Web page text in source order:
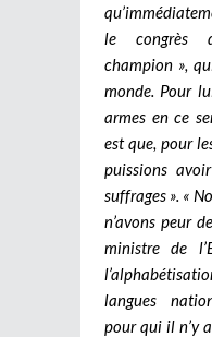
le congrès
champion »,
monde. Pour
armes en ce
est que, pour
puissions
suffrages ». «
n’avons peur
ministre de
langues
pour qui il n’y